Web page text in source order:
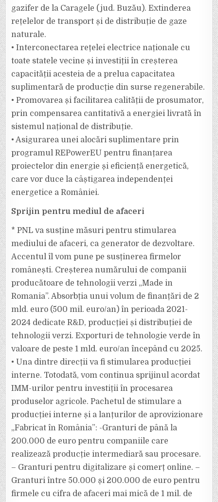
gazifer de la Caragele (jud. Buzău). Extinderea
rețelelor de transport și de distribuție de gaze
naturale.
• Interconectarea rețelei electrice naționale cu
toate statele vecine și investiții în creșterea
capacității acesteia de a prelua capacitatea
suplimentară de producție din surse regenerabile.
• Promovarea și facilitarea calității de prosumator,
prin compensarea cantitativă a energiei livrată în
sistemul național de distribuție.
• Asigurarea unei alocări suplimentare prin
programul REPowerEU pentru finanțarea
proiectelor din energie și eficiență energetică,
care vor duce la câștigarea independenței
energetice a României.
Sprijin pentru mediul de afaceri
* PNL va susține măsuri pentru stimularea
mediului de afaceri, ca generator de dezvoltare.
Accentul îl vom pune pe susținerea firmelor
românești. Creșterea numărului de companii
producătoare de tehnologii verzi „Made in
Romania”. Absorbția unui volum de finanțări de 2
mld. euro (500 mil. euro/an) în perioada 2021-
2024 dedicate R&D, producției și distribuției de
tehnologii verzi. Exporturi de tehnologie verde în
valoare de peste 1 mld. euro/an începând cu 2025.
• Una dintre direcții va fi stimularea producției
interne. Totodată, vom continua sprijinul acordat
IMM-urilor pentru investiții în procesarea
produselor agricole. Pachetul de stimulare a
producției interne și a lanțurilor de aprovizionare
„Fabricat în România”: -Granturi de până la
200.000 de euro pentru companiile care
realizează producție intermediară sau procesare.
– Granturi pentru digitalizare și comerț online. –
Granturi între 50.000 și 200.000 de euro pentru
firmele cu cifra de afaceri mai mică de 1 mil. de